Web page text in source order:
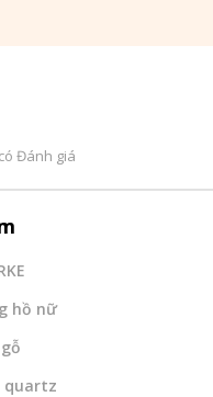
Đánh giá
hồ nữ
quartz